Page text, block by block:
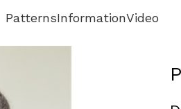
PatternsInformationVideo